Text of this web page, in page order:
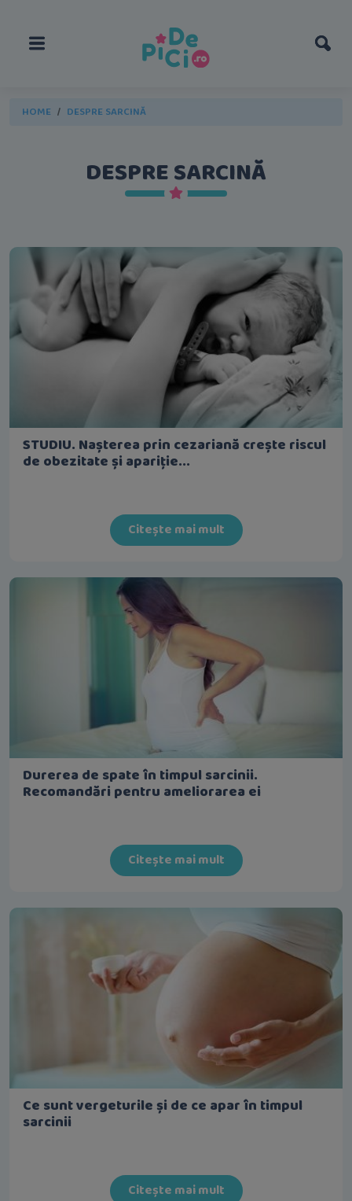
HOME DESPRE SARCINĂ
DESPRE SARCINĂ
STUDIU. Nașterea prin cezariană crește riscul
de obezitate și apariție...
Citește mai mult
Durerea de spate în timpul sarcinii.
Recomandări pentru ameliorarea ei
Citește mai mult
Ce sunt vergeturile și de ce apar în timpul
sarcinii
Citește mai mult